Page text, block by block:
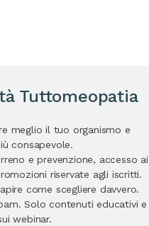
Tuttomeopatia
meglio il tuo organismo e
consapevole.
e prevenzione, accesso ai
riservate agli iscritti.
come scegliere davvero.
Solo contenuti educativi e
webinar.